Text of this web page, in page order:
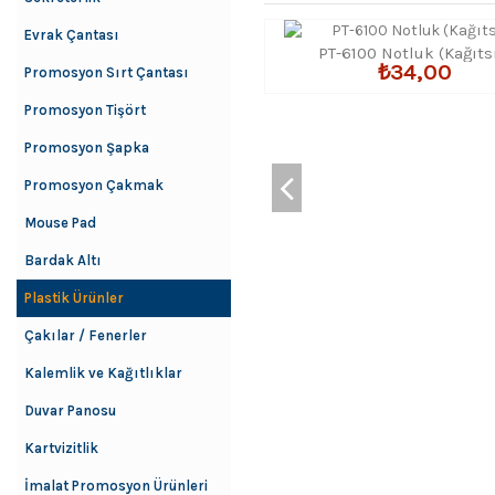
PT-6100 Notluk
₺34,00
Evrak Çantası
Promosyon Sırt Çantası
Promosyon Tişört
Promosyon Şapka
Promosyon Çakmak
Mouse Pad
Bardak Altı
Plastik Ürünler
Çakılar / Fenerler
Kalemlik ve Kağıtlıklar
Duvar Panosu
Kartvizitlik
İmalat Promosyon Ürünleri